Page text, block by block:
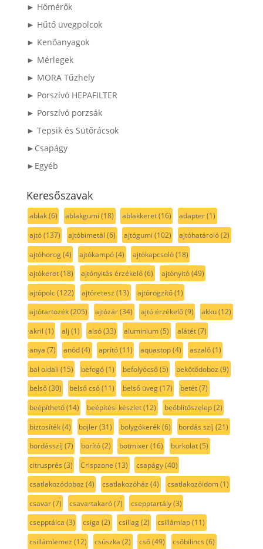
► Hőmérők
► Hűtő üvegpolcok
► Kenőanyagok
► Mérlegek
► MORA Tűzhely
► Porszívó HEPAFILTER
► Porszívó porzsák
► Tepsik és Sütőrácsok
►Csapágy
►Egyéb
Keresőszavak
ablak(6) ablakgumi (18) ablakkeret(16) adapter(1)
ajtó(137) ajtóbimetál (6) ajtógumi (102) ajtóhatároló(2)
ajtóhorog(4) ajtókampó(4) ajtókapcsoló(18)
ajtókeret(18) ajtónyitás érzékelő(6) ajtónyitó(49)
ajtópolc(122) ajtóretesz (13) ajtórögzítő(1)
ajtótartozék(205) ajtózár(34) ajtó érzékelő(9) akku(12)
akril (1) alj (1) alsó(33) aluminium(5) alátét(7)
anya (7) anód(4) aprító(11) aquastop(4) aszaló(1)
bal oldali (15) befogó(1) befolyócső(5) bekötődoboz (9)
belső(30) belső cső(11) belső üveg(17) betét(7)
beépíthető(14) beépítési készlet(12) beőblítőszelep(2)
biztosíték(4) bojler(31) bolygókerék(6) bordás szíj (21)
bordásszíj (7) borító(2) botmixer(16) burkolat(5)
citrusprés (3) Crispzone (13) csapágy(40)
csatlakozódoboz (4) csatlakozóház (4) csatlakozóidom(1)
csavar(7) csavartakaró(7) csepptartály(3)
csepptálca (3) csiga (2) csillag(2) csillámlap(11)
csillámlemez (12) csúszka (2) cső(49) csőbilincs (6)